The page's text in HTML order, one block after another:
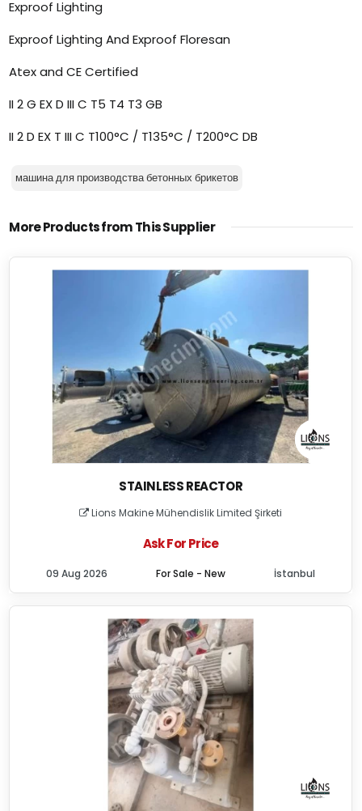
Exproof Lighting
Exproof Lighting And Exproof Floresan
Atex and CE Certified
II 2 G EX D III C T5 T4 T3 GB
II 2 D EX T III C T100°C / T135°C / T200°C DB
машина для производства бетонных брикетов
More Products from This Supplier
STAINLESS REACTOR
Lions Makine Mühendislik Limited Şirketi
Ask For Price
For Sale - New
09 Aug 2026 İstanbul